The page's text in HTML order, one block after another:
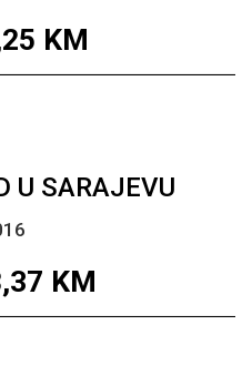
KM
U SARAJEVU
KM